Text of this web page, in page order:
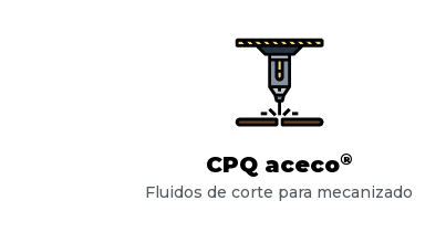
CPQ aceco®
Fluidos de corte para mecanizado